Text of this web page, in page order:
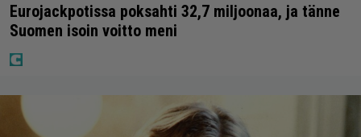
Eurojackpotissa poksahti 32,7 miljoonaa, ja tänne
Suomen isoin voitto meni